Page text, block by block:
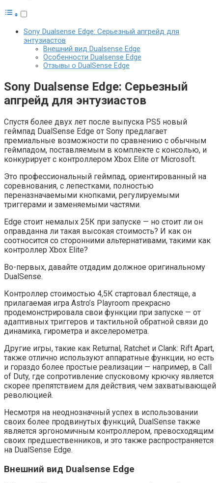
Sony Dualsense Edge: Серьезный апгрейд для
энтузиастов
Внешний вид Dualsense Edge
Особенности Dualsense Edge
Отзывы о DualSense Edge
Sony Dualsense Edge: Серьезный
апгрейд для энтузиастов
Спустя более двух лет после выпуска PS5 новый
геймпад DualSense Edge от Sony предлагает
премиальные возможности по сравнению с обычным
геймпадом, поставляемым в комплекте с консолью, и
конкурирует с контроллером Xbox Elite от Microsoft.
Это профессиональный геймпад, ориентированный на
соревнования, с лепестками, полностью
переназначаемыми кнопками, регулируемыми
триггерами и заменяемыми частями.
Edge стоит немалых 25К при запуске — но стоит ли он
оправданна ли такая высокая стоимость? И как он
соотносится со сторонними альтернативами, такими как
контроллер Xbox Elite?
Во-первых, давайте отдадим должное оригинальному
DualSense.
Контроллер стоимостью 4,5К стартовал блестяще, а
прилагаемая игра Astro’s Playroom прекрасно
продемонстрировала свои функции при запуске — от
адаптивных триггеров и тактильной обратной связи до
динамика, гирометра и акселерометра.
Другие игры, такие как Returnal, Ratchet и Clank: Rift Apart,
также отлично используют аппаратные функции, но есть
и гораздо более простые реализации — например, в Call
of Duty, где сопротивление спусковому крючку является
скорее препятствием для действия, чем захватывающей
революцией.
Несмотря на неоднозначный успех в использовании
своих более продвинутых функций, DualSense также
является эргономичным контроллером, превосходящим
своих предшественников, и это также распространяется
на DualSense Edge.
Внешний вид Dualsense Edge